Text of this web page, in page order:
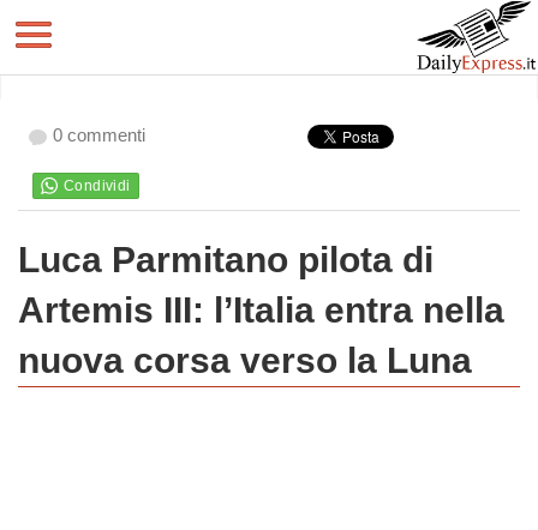
0 commenti
Luca Parmitano pilota di
Artemis III: l’Italia entra nella
nuova corsa verso la Luna